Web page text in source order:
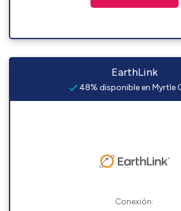
EarthLink
48% disponible en Myrtle
Conexión: